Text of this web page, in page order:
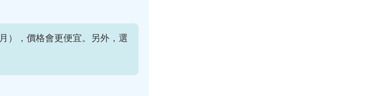
），價格會更便宜。另外，選